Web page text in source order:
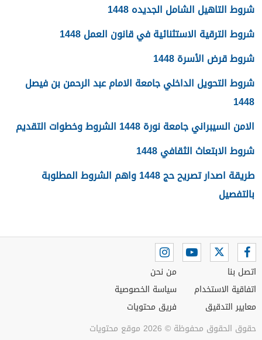
شروط التاهيل الشامل الجديده 1448
شروط الترقية الاستثنائية في قانون العمل 1448
شروط قرض الأسرة 1448
شروط التحويل الداخلي جامعة الامام عبد الرحمن بن فيصل
1448
الامن السيبراني جامعة نورة 1448 الشروط وخطوات التقديم
شروط الابتعاث الثقافي 1448
طريقة اصدار تصريح حج 1448 واهم الشروط المطلوبة
بالتفصيل
اتصل بنا
اتفاقية الاستخدام
معايير التدقيق
من نحن
سياسة الخصوصية
فريق محتويات
حقوق الحقوق محفوظة © 2026 موقع محتويات